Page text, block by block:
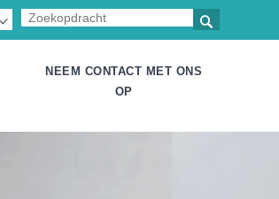

NEEM CONTACT MET ONS
OP